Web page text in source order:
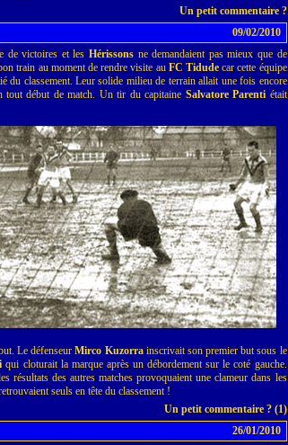
Un petit commentaire ?
09/02/2010
de victoires et les Hérissonsne demandaient pas mieux que de
train au moment de rendre visite au FC Tidudecar cette équipe
du classement. Leur solide milieu de terrain allait une fois encore
tout début de match. Un tir du capitaine Salvatore Parenti était
Le défenseurMirco Kuzorrainscrivait son premier but sous le
qui cloturait la marque après un débordement sur le coté gauche.
résultats des autres matches provoquaient une clameur dans les
seuls en tête du classement !
Un petit commentaire ? (1)
26/01/2010